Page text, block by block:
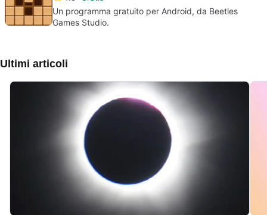
Un programma gratuito per Android, da Beetles
Games Studio.
Ultimi articoli